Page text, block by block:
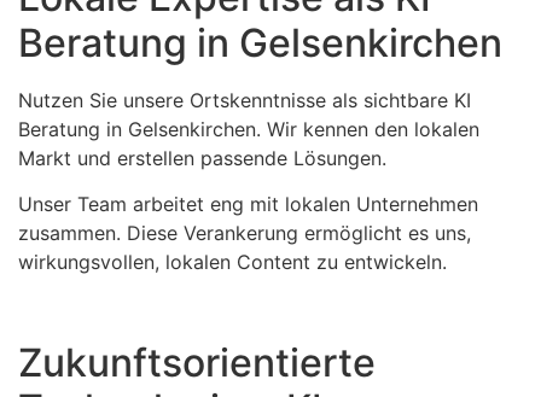
Beratung in Gelsenkirchen
Nutzen Sie unsere Ortskenntnisse als sichtbare KI
Beratung in Gelsenkirchen. Wir kennen den lokalen
Markt und erstellen passende Lösungen.
Unser Team arbeitet eng mit lokalen Unternehmen
zusammen. Diese Verankerung ermöglicht es uns,
wirkungsvollen, lokalen Content zu entwickeln.
Zukunftsorientierte